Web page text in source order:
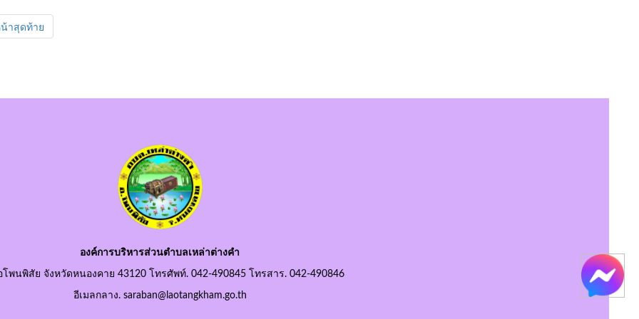
าสุดท้าย
องค์การบริหารส่วนตำบลเหล่าต่างคำ
โพนพิสัย จังหวัดหนองคาย 43120 โทรศัพท์. 042-490845 โทรสาร. 042-490846
อีเมลกลาง. saraban@laotangkham.go.th